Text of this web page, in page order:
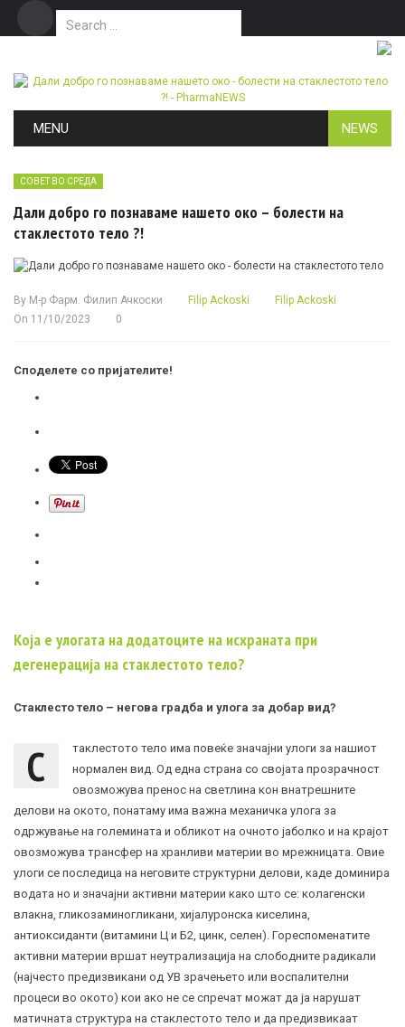
Search for:
MENU NEWS
СОВЕТ ВО СРЕДА
Дали добро го познаваме нашето око – болести на
стаклестото тело ?!
By М-р Фарм. Филип Ачкоски Filip Ackoski
Filip Ackoski
On 11/10/2023 0
Споделете со пријателите!
Која е улогата на додатоците на исхраната при
дегенерација на стаклестото тело?
Стаклесто тело – негова градба и улога за добар вид?
С
таклестото тело има повеќе значајни улоги за нашиот
нормален вид. Од една страна со својата прозрачност
овозможува пренос на светлина кон внатрешните
делови на окото, понатаму има важна механичка улога за
одржување на големината и обликот на очното јаболко и на крајот
овозможува трансфер на хранливи материи во мрежницата. Овие
улоги се последица на неговите структурни делови, каде доминира
водата но и значајни активни материи како што се: колагенски
влакна, гликозаминогликани, хијалуронска киселина,
антиоксиданти (витамини Ц и Б2, цинк, селен). Гореспоменатите
активни материи вршат неутрализација на слободните радикали
(најчесто предизвикани од УВ зрачењето или воспалителни
процеси во окото) кои ако не се спречат можат да ја нарушат
матичната структура на стаклестото тело и да предизвикаат